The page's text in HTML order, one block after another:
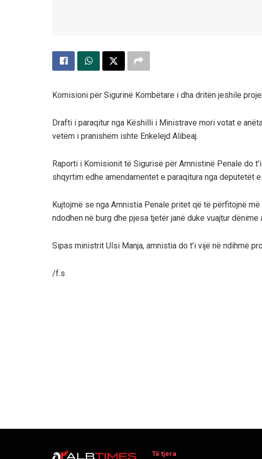
Komisioni për Sigurinë Kombëtare i dha dritën jeshile
Drafti i paraqitur nga Këshilli i Ministrave mori votat e
vetëm i pranishëm ishte Enkelejd Alibeaj.
Raporti i Komisionit të Sigurisë për Amnistinë Penale do
shqyrtim edhe amendamentet e paraqitura nga deputetët
Kujtojmë se nga Amnistia Penale pritet që të përfitojnë
ndodhen në burg dhe pjesa tjetër janë duke vuajtur dënime
Sipas ministrit Ulsi Manja, amnistia do t’i vijë në ndihmë
/f.s
Të tjera